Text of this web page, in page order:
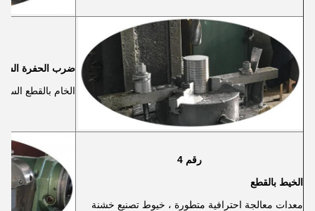
ضرب الحفرة
الخام بالقطع
رقم 4
الخيط بالقطع
معدات معالجة احترافية متطورة ، خيوط تصنيع خشنة